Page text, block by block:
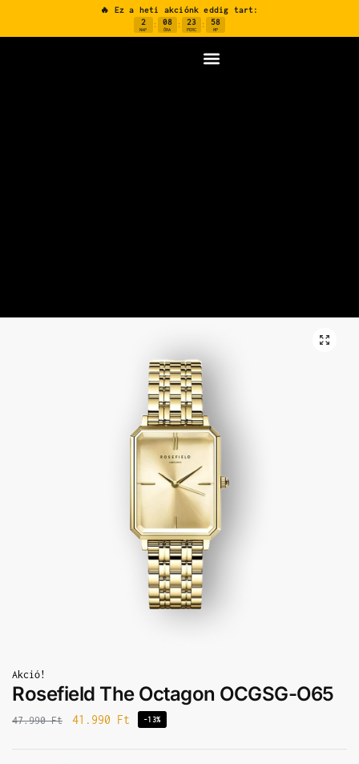
🔥 Ez a heti akciónk eddig tart:
2
NAP
: 08
ÓRA
: 23
PERC
: 57
MP
Akció!
Rosefield The Octagon OCGSG-O65
47.990Ft 41.990 Ft -13%